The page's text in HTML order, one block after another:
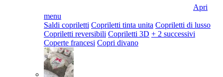
Apri
menu
Saldi copriletti Copriletti tinta unita Copriletti di lusso
Copriletti reversibili Copriletti 3D + 2 successivi
Coperte francesi Copri divano